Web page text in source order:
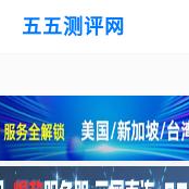
五五测评网